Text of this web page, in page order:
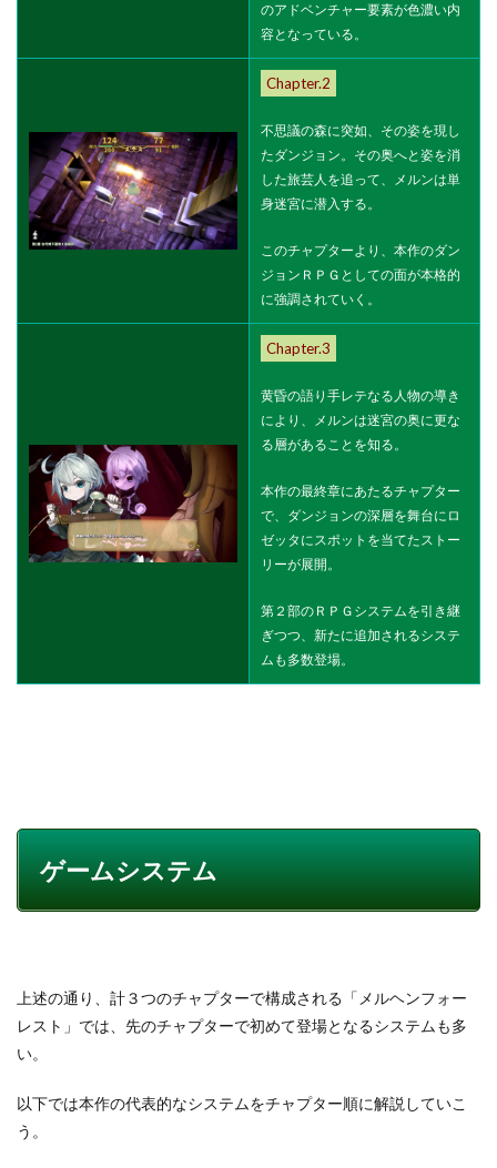
のアドベンチャー要素が色濃い内
容となっている。
Chapter.2
不思議の森に突如、その姿を現し
たダンジョン。その奥へと姿を消
した旅芸人を追って、メルンは単
身迷宮に潜入する。
このチャプターより、本作のダン
ジョンＲＰＧとしての面が本格的
に強調されていく。
Chapter.3
黄昏の語り手レテなる人物の導き
により、メルンは迷宮の奥に更な
る層があることを知る。
本作の最終章にあたるチャプター
で、ダンジョンの深層を舞台にロ
ゼッタにスポットを当てたストー
リーが展開。
第２部のＲＰＧシステムを引き継
ぎつつ、新たに追加されるシステ
ムも多数登場。
ゲームシステム
上述の通り、計３つのチャプターで構成される「メルヘンフォー
レスト」では、先のチャプターで初めて登場となるシステムも多
い。
以下では本作の代表的なシステムをチャプター順に解説していこ
う。